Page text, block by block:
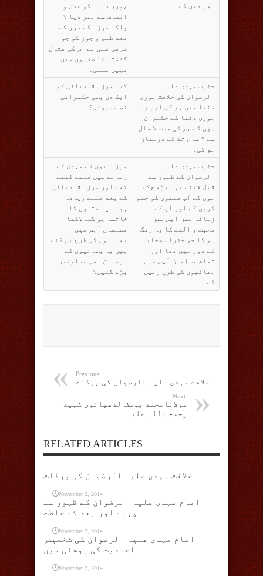
بھر دیں گے۔
پوری دنیا کو عدل و
انصاف سے بھر دیا ؟
بلکہ مرزا کے دور کے
بعد ظلم و جور کو جو
ترقی ملی ہے اس کی مثال
گذشتہ ۱۳ صدیوں میں
نہیں ملتی۔
حضرت مہدی علیہ
الرضوان کی خلافت پوری
دنیا میں ہو گی اور وہ
پوری دنیا کے حکمران
ہوں گے جس کی مدت ۷ سال
سے ۹ سال تک کے درمیان
ہو گی۔
کیا مرزا قادیانی کو
ایک دن بھی حکمرانی
نصیب ہوئی؟
حضرت مہدی علیہ
الرضوان کے ظہور سے
قبل فتنے بہت بڑھ چکے
ہوں گے آپ فتنوں کو ختم
کریں گے اور آپ کے
زمانہ میں آپس میں
محبت و الفت کا وہ رنگ
ہو گا جو حضرات صحابہ
کے دور میں تھا اور
تمام مسلمان آپس میں
بھائیوں کی طرح رہیں
گے۔
مرزائیوں کے مہدی کے
زمانے میں فتنے کتنے
تھے اور مرزا قادیانی
کے بعد فتنے زیادہ
ہوئے یا فتنوں کا
خاتمہ ہو گیا؟کیا
مسلمان آپس میں
بھائیوں کی طرح بن گئے
ہیں یا بھائیوں کے
درمیان بھی عداوتیں
بڑھ گئیں؟
Previous:
خلافت مہدی علیہ الرضوان کی برکات
Next:
مولانامحمد یوسف لدھیانوی شہید
رحمۃ اللہ علیہ
RELATED ARTICLES
خلافت مہدی علیہ الرضوان کی برکات
November 2, 2014
امام مہدی علیہ الرضوان کے ظہور سے
پہلے اور بعد کے حالات
November 2, 2014
احادیث کی روشنی میں
November 2, 2014